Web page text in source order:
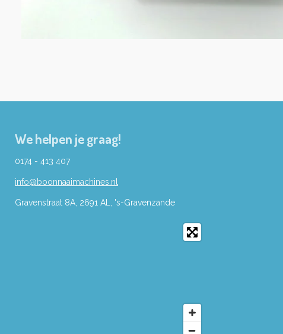
We helpen je graag!
0174 - 413 407
info@boonnaaimachines.nl
Gravenstraat 8A, 2691 AL, 's-Gravenzande